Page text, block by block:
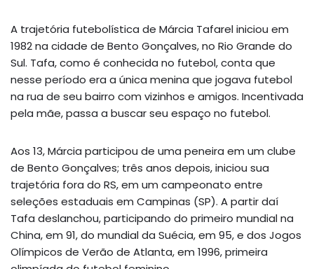
A trajetória futebolística de Márcia Tafarel iniciou em
1982 na cidade de Bento Gonçalves, no Rio Grande do
Sul. Tafa, como é conhecida no futebol, conta que
nesse período era a única menina que jogava futebol
na rua de seu bairro com vizinhos e amigos. Incentivada
pela mãe, passa a buscar seu espaço no futebol.
Aos 13, Márcia participou de uma peneira em um clube
de Bento Gonçalves; três anos depois, iniciou sua
trajetória fora do RS, em um campeonato entre
seleções estaduais em Campinas (SP). A partir daí
Tafa deslanchou, participando do primeiro mundial na
China, em 91, do mundial da Suécia, em 95, e dos Jogos
Olímpicos de Verão de Atlanta, em 1996, primeira